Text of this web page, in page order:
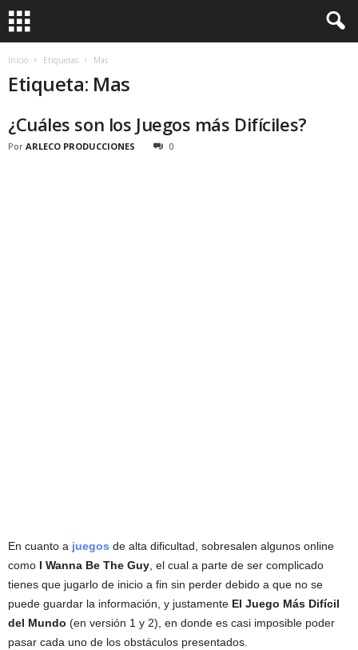
Inicio Etiquetas Mas
Etiqueta: Mas
¿Cuáles son los Juegos más Difíciles?
Por ARLECO PRODUCCIONES 0
En cuanto a juegos de alta dificultad, sobresalen algunos online
como I Wanna Be The Guy , el cual a parte de ser complicado
tienes que jugarlo de inicio a fin sin perder debido a que no se
puede guardar la información, y justamente El Juego Más Difícil
del Mundo (en versión 1 y 2), en donde es casi imposible poder
pasar cada uno de los obstáculos presentados.